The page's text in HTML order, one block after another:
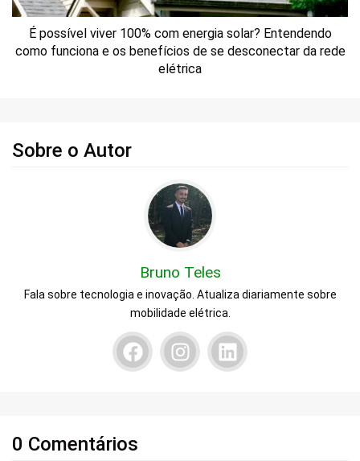
É possível viver 100% com energia solar? Entendendo
como funciona e os benefícios de se desconectar da rede
elétrica
Sobre o Autor
Bruno Teles
Fala sobre tecnologia e inovação. Atualiza diariamente sobre
mobilidade elétrica.
0 Comentários